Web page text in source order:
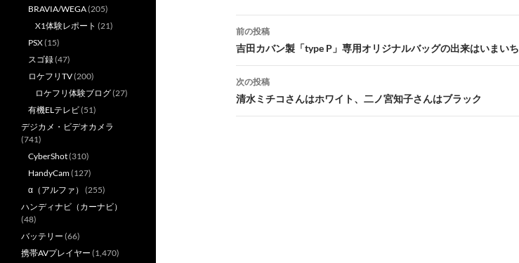
投
稿
ナ
ビ
ゲ
前の投稿
吉田カバン製「type P」専用オリジナルバッグの出来はいまいち
次の投稿
清水ミチコさんはホワイト、二ノ宮知子さんはブラック
BRAVIA/WEGA(205)
X1体験レポート (21)
PSX(15)
スゴ録(47)
ロケフリTV(200)
ロケフリ体験ブログ(27)
有機ELテレビ(51)
デジカメ・ビデオカメラ
(741)
CyberShot(310)
HandyCam(127)
α（アルファ） (255)
ハンディナビ（カーナビ）
(48)
バッテリー (66)
携帯AVプレイヤー (1,470)